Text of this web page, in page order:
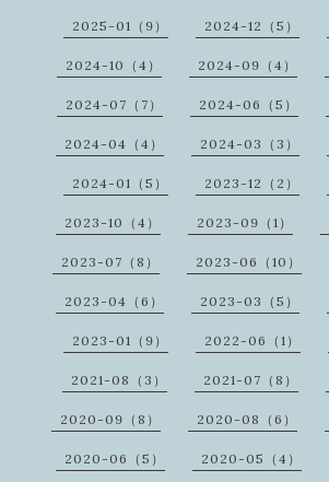
2025-01（9） 2024-12（5）
2024-10（4） 2024-09（4）
2024-07（7） 2024-06（5）
2024-04（4） 2024-03（3）
2024-01（5） 2023-12（2）
2023-10（4） 2023-09（1）
2023-07（8） 2023-06（10）
2023-04（6） 2023-03（5）
2023-01（9） 2022-06（1）
2021-08（3） 2021-07（8）
2020-09（8） 2020-08（6）
2020-06（5） 2020-05（4）